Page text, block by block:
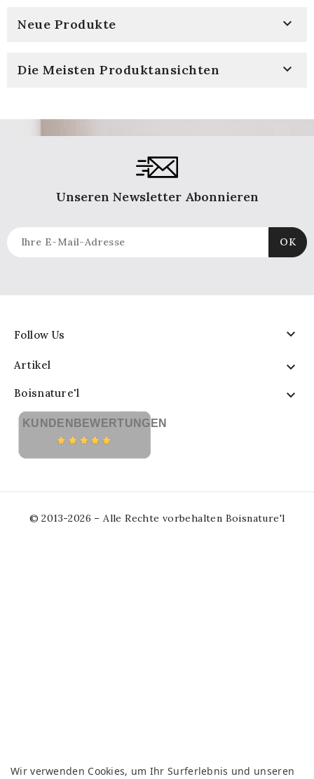
Neue Produkte 
Die Meisten Produktansichten 
Unseren Newsletter Abonnieren
Follow Us 
Artikel 
Boisnature'l 
Wir verwenden Cookies, um Ihr Surferlebnis und unseren
KUNDENBEWERTUNGEN
© 2013-2026 – Alle Rechte vorbehalten Boisnature'l